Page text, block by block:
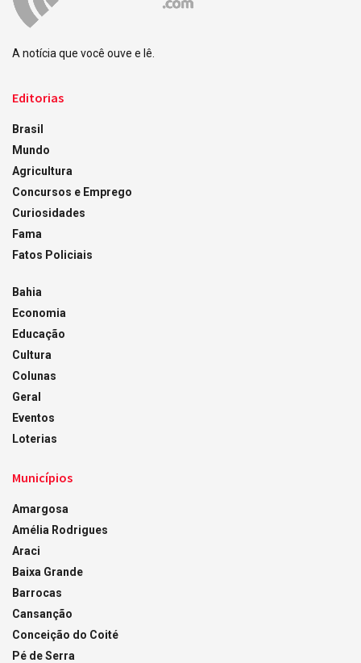
A notícia que você ouve e lê.
Editorias
Brasil
Mundo
Agricultura
Concursos e Emprego
Curiosidades
Fama
Fatos Policiais
Bahia
Economia
Educação
Cultura
Colunas
Geral
Eventos
Loterias
Municípios
Amargosa
Amélia Rodrigues
Araci
Baixa Grande
Barrocas
Cansanção
Conceição do Coité
Pé de Serra